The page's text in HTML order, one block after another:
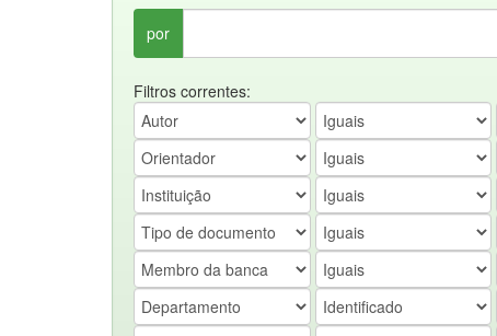
por
Filtros correntes: